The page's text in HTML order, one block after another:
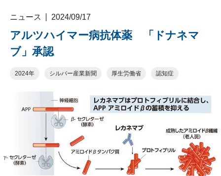
ニュース 2024/09/17
アルツハイマー病抗体薬 「ドナネマ
ブ」承認
2024年 シルバー産業新聞 厚生労働省 認知症